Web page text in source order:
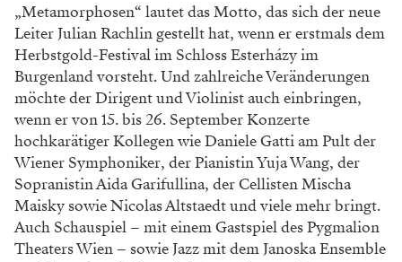
„Metamorphosen“ lautet das Motto, das sich der neue
Leiter Julian Rachlin gestellt hat, wenn er erstmals dem
Herbstgold-Festival im Schloss Esterházy im
Burgenland vorsteht. Und zahlreiche Veränderungen
möchte der Dirigent und Violinist auch einbringen,
wenn er von 15. bis 26. September Konzerte
hochkarätiger Kollegen wie Daniele Gatti am Pult der
Wiener Symphoniker, der Pianistin Yuja Wang, der
Sopranistin Aida Garifullina, der Cellisten Mischa
Maisky sowie Nicolas Altstaedt und viele mehr bringt.
Auch Schauspiel – mit einem Gastspiel des Pygmalion
Theaters Wien – sowie Jazz mit dem Janoska Ensemble